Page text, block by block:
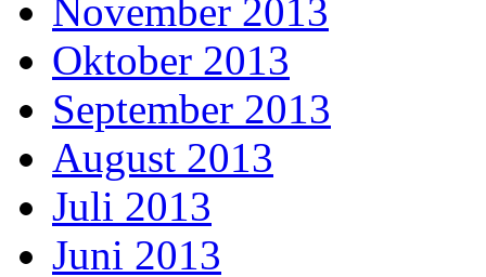
November 2013
Oktober 2013
September 2013
August 2013
Juli 2013
Juni 2013